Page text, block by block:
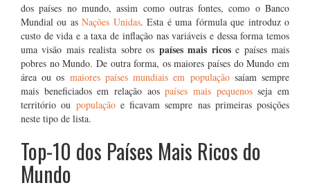
dos países no mundo, assim como outras fontes, como o Banco
Mundial ou asNações Unidas. Esta é uma fórmula que introduz o
custo de vida e a taxa de inflação nas variáveis e dessa forma temos
uma visão mais realista sobre os países mais ricose países mais
pobres no Mundo. De outra forma, os maiores países do Mundo em
área ou os maiores países mundiais em populaçãosaíam sempre
mais beneficiados em relação aospaíses mais pequenosseja em
território ou populaçãoe ficavam sempre nas primeiras posições
neste tipo de lista.
Top-10 dos Países Mais Ricos do
Mundo